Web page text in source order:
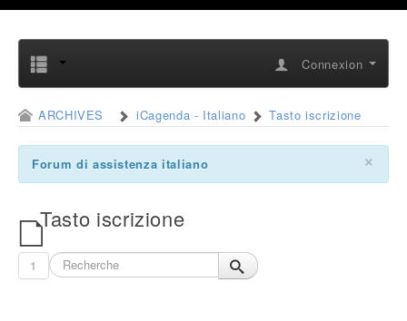
Connexion
ARCHIVES iCagenda - Italiano Tasto iscrizione
×
Forum di assistenza italiano
Tasto iscrizione
1